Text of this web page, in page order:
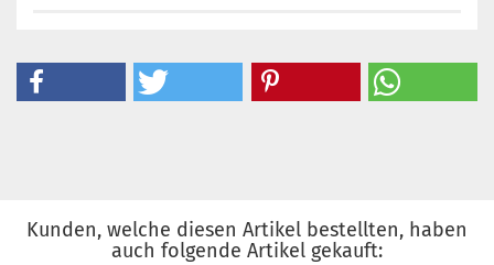
Kunden, welche diesen Artikel bestellten, haben
auch folgende Artikel gekauft: